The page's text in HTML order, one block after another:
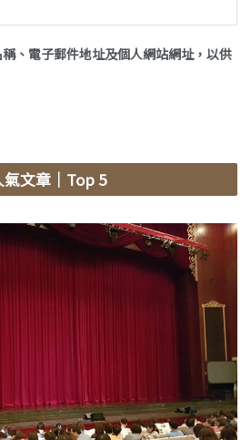
、電子郵件地址及個人網站網址，以供
氣文章｜Top 5